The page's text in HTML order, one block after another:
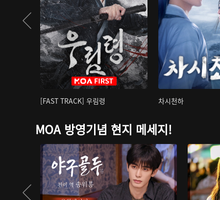
[FAST TRACK] 우림령 차시천하
MOA 방영기념 현지 메세지!